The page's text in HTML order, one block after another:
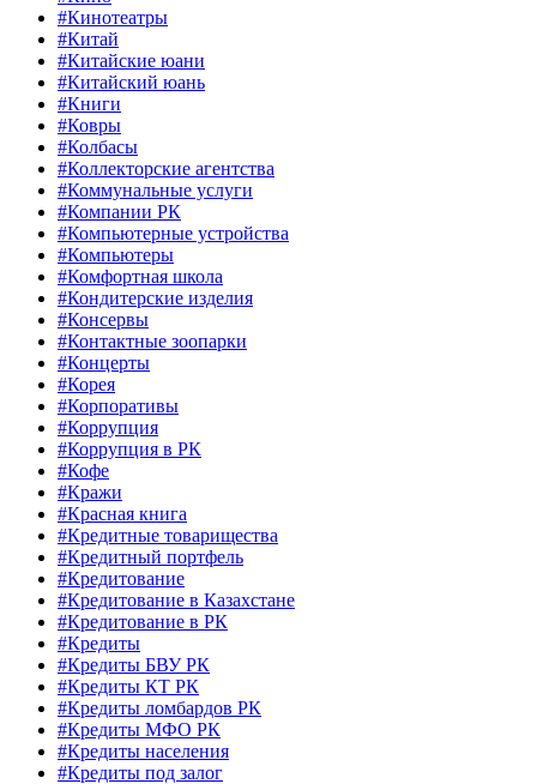
#Кинотеатры
#Китай
#Китайские юани
#Китайский юань
#Книги
#Ковры
#Колбасы
#Коллекторские агентства
#Коммунальные услуги
#Компании РК
#Компьютерные устройства
#Компьютеры
#Комфортная школа
#Кондитерские изделия
#Консервы
#Контактные зоопарки
#Концерты
#Корея
#Корпоративы
#Коррупция
#Коррупция в РК
#Кофе
#Кражи
#Красная книга
#Кредитные товарищества
#Кредитный портфель
#Кредитование
#Кредитование в Казахстане
#Кредитование в РК
#Кредиты
#Кредиты БВУ РК
#Кредиты КТ РК
#Кредиты ломбардов РК
#Кредиты МФО РК
#Кредиты населения
#Кредиты под залог